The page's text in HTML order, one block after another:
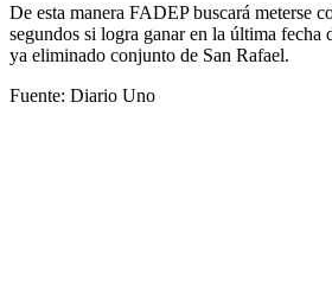
De esta manera FADEP buscará meterse
segundos si logra ganar en la última fecha
ya eliminado conjunto de San Rafael.
Fuente: Diario Uno